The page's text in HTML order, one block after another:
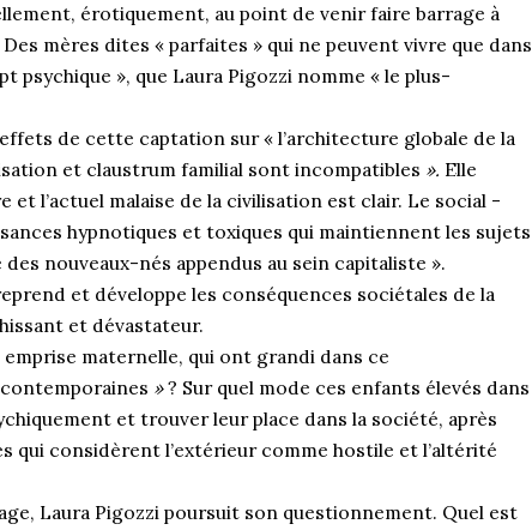
érotiquement, au point de venir faire barrage à
mères dites « parfaites » qui ne peuvent vivre que dans
psychique », que Laura Pigozzi nomme « le plus-
de cette captation sur « l’architecture globale de la
et claustrum familial sont incompatibles ». Elle
et l’actuel malaise de la civilisation est clair. Le social -
hypnotiques et toxiques qui maintiennent les sujets
nouveaux-nés appendus au sein capitaliste ».
et développe les conséquences sociétales de la
et dévastateur.
maternelle, qui ont grandi dans ce
»? Sur quel mode ces enfants élevés dans
et trouver leur place dans la société, après
qui considèrent l’extérieur comme hostile et l’altérité
Laura Pigozzi poursuit son questionnement. Quel est